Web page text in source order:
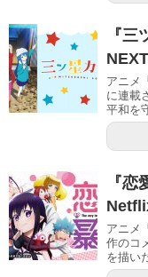
『
アニメ
に連載
平和を
『
アニメ
作のコ
を描い